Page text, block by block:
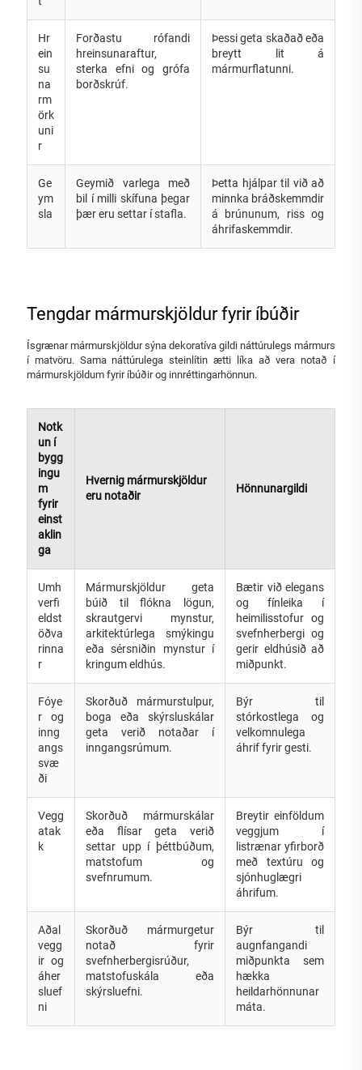
Hr
ein
su
na
rm
örk
uni
r
Forðastu rófandi
hreinsunaraftur,
sterka efni og grófa
borðskrúf.
Þessi geta skaðað eða
breytt lit á
mármurflatunni.
Ge
ym
sla
Geymið varlega með
bil í milli skífuna þegar
þær eru settar í stafla.
Þetta hjálpar til við að
minnka bráðskemmdir
á brúnunum, riss og
áhrifaskemmdir.
Tengdar mármurskjöldur fyrir íbúðir
Ísgrænar mármurskjöldur sýna dekoratíva gildi náttúrulegs mármurs
í matvöru. Sama náttúrulega steinlítin ætti líka að vera notað í
mármurskjöldum fyrir íbúðir og innréttingarhönnun.
Notk
un í
bygg
ingu
m
fyrir
einst
aklin
ga
Hvernig mármurskjöldur
eru notaðir
Hönnunargildi
Umh
verfi
eldst
öðva
rinna
r
Mármurskjöldur geta
búið til flókna lögun,
skrautgervi mynstur,
arkitektúrlega smýkingu
eða sérsniðin mynstur í
kringum eldhús.
Bætir við elegans
og fínleika í
heimilisstofur og
svefnherbergi og
gerir eldhúsið að
miðpunkt.
Fóye
r og
inng
angs
svæ
ði
Skorðuð mármurstulpur,
boga eða skýrsluskálar
geta verið notaðar í
inngangsrúmum.
Býr til
stórkostlega og
velkomnulega
áhrif fyrir gesti.
Vegg
atak
k
Skorðuð mármurskálar
eða flísar geta verið
settar upp í þéttbúðum,
matstofum og
svefnrumum.
Breytir einföldum
veggjum í
listrænar yfirborð
með textúru og
sjónhuglægri
áhrifum.
Aðal
vegg
ir og
áher
sluef
ni
Skorðuð mármurgetur
notað fyrir
svefnherbergisrúður,
matstofuskála eða
skýrsluefni.
Býr til
augnfangandi
miðpunkta sem
hækka
heildarhönnunar
máta.